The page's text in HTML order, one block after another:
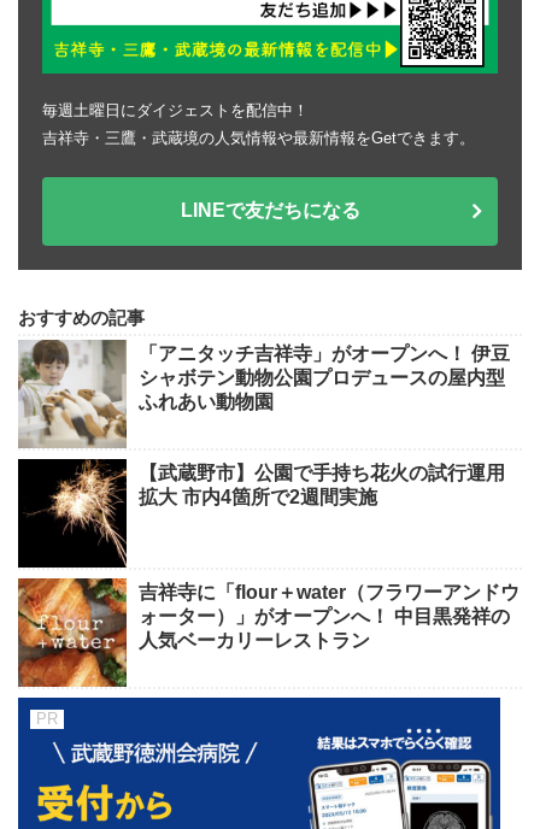
毎週土曜日にダイジェストを配信中！
吉祥寺・三鷹・武蔵境の人気情報や最新情報をGetできます。
LINEで友だちになる
おすすめの記事
「アニタッチ吉祥寺」がオープンへ！ 伊豆
シャボテン動物公園プロデュースの屋内型
ふれあい動物園
【武蔵野市】公園で手持ち花火の試行運用
拡大 市内4箇所で2週間実施
吉祥寺に「flour＋water（フラワーアンドウ
ォーター）」がオープンへ！ 中目黒発祥の
人気ベーカリーレストラン